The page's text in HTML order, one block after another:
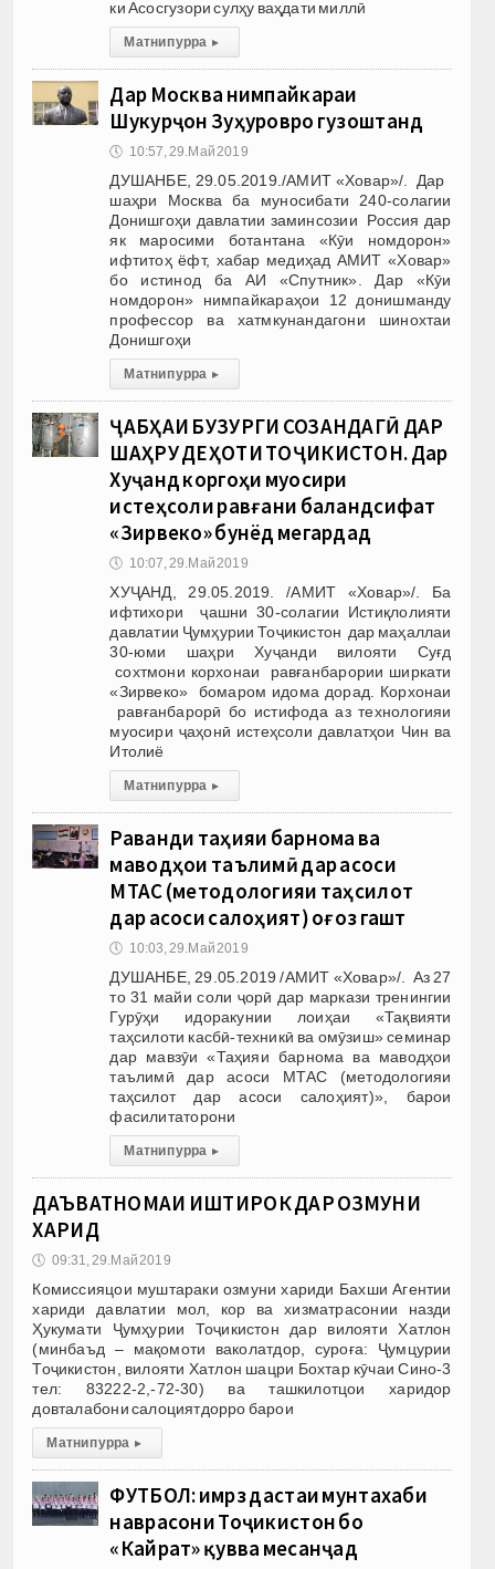
ки Асосгузори сулҳу ваҳдати миллӣ
Матни пурра ▸
Дар Москва нимпайкараи
Шукурҷон Зуҳуровро гузоштанд
🕔 10:57, 29.Май 2019
ДУШАНБЕ, 29.05.2019./АМИТ «Ховар»/. Дар
шаҳри Москва ба муносибати 240-солагии
Донишгоҳи давлатии заминсозии Россия дар
як маросими ботантана «Кӯи номдорон»
ифтитоҳ ёфт, хабар медиҳад АМИТ «Ховар»
бо истинод ба АИ «Спутник». Дар «Кӯи
номдорон» нимпайкараҳои 12 донишманду
профессор ва хатмкунандагони шинохтаи
Донишгоҳи
Матни пурра ▸
ҶАБҲАИ БУЗУРГИ СОЗАНДАГӢ ДАР
ШАҲРУ ДЕҲОТИ ТОҶИКИСТОН. Дар
Хуҷанд коргоҳи муосири
истеҳсоли равғани баландсифат
«Зирвеко» бунёд мегардад
🕔 10:07, 29.Май 2019
ХУҶАНД, 29.05.2019. /АМИТ «Ховар»/. Ба
ифтихори ҷашни 30-солагии Истиқлолияти
давлатии Ҷумҳурии Тоҷикистон дар маҳаллаи
30-юми шаҳри Хуҷанди вилояти Суғд
сохтмони корхонаи равғанбарории ширкати
«Зирвеко» бомаром идома дорад. Корхонаи
равғанбарорӣ бо истифода аз технологияи
муосири ҷаҳонӣ истеҳсоли давлатҳои Чин ва
Итолиё
Матни пурра ▸
Раванди таҳияи барнома ва
маводҳои таълимӣ дар асоси
МТАС (методологияи таҳсилот
дар асоси салоҳият) оғоз гашт
🕔 10:03, 29.Май 2019
ДУШАНБЕ, 29.05.2019 /АМИТ «Ховар»/. Аз 27
то 31 майи соли ҷорӣ дар маркази тренингии
Гурӯҳи идоракунии лоиҳаи «Тақвияти
таҳсилоти касбӣ-техникӣ ва омӯзиш» семинар
дар мавзӯи «Таҳияи барнома ва маводҳои
таълимӣ дар асоси МТАС (методологияи
таҳсилот дар асоси салоҳият)», барои
фасилитаторони
Матни пурра ▸
ДАЪВАТНОМАИ ИШТИРОК ДАР ОЗМУНИ
ХАРИД
🕔 09:31, 29.Май 2019
Комиссияцои муштараки озмуни хариди Бахши Агентии
хариди давлатии мол, кор ва хизматрасонии назди
Ҳукумати Ҷумҳурии Тоҷикистон дар вилояти Хатлон
(минбаъд – мақомоти ваколатдор, суроға: Ҷумцурии
Тоҷикистон, вилояти Хатлон шацри Бохтар кӯчаи Сино-3
тел: 83222-2,-72-30) ва ташкилотцои харидор
довталабони салоциятдорро барои
Матни пурра ▸
ФУТБОЛ: имрӯз дастаи мунтахаби
наврасони Тоҷикистон бо
«Кайрат» қувва месанҷад